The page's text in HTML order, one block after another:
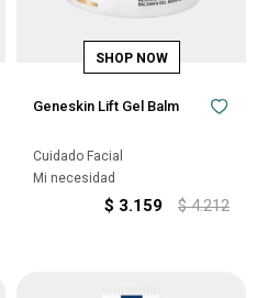
Geneskin Lift Gel Balm
Cuidado Facial
Mi necesidad
$ 3.159 $ 4.212